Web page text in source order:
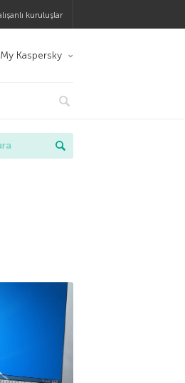
kuruluşlar
My Kaspersky